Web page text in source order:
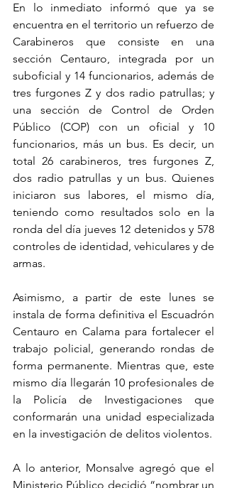
En lo inmediato informó que ya se
encuentra en el territorio un refuerzo de
Carabineros que consiste en una
sección Centauro, integrada por un
suboficial y 14 funcionarios, además de
tres furgones Z y dos radio patrullas; y
una sección de Control de Orden
Público (COP) con un oficial y 10
funcionarios, más un bus. Es decir, un
total 26 carabineros, tres furgones Z,
dos radio patrullas y un bus. Quienes
iniciaron sus labores, el mismo día,
teniendo como resultados solo en la
ronda del día jueves 12 detenidos y 578
controles de identidad, vehiculares y de
armas.
Asimismo, a partir de este lunes se
instala de forma definitiva el Escuadrón
Centauro en Calama para fortalecer el
trabajo policial, generando rondas de
forma permanente. Mientras que, este
mismo día llegarán 10 profesionales de
la Policía de Investigaciones que
conformarán una unidad especializada
en la investigación de delitos violentos.
A lo anterior, Monsalve agregó que el
Ministerio Público decidió “nombrar un